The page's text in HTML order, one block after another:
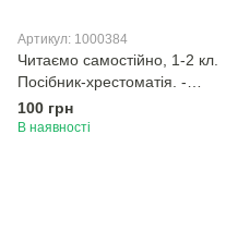
Артикул: 1000384
Читаємо самостійно, 1-2 кл.
Посібник-хрестоматія. -
Гайова Л.А. - Оріон (102817)
100 грн
В наявності